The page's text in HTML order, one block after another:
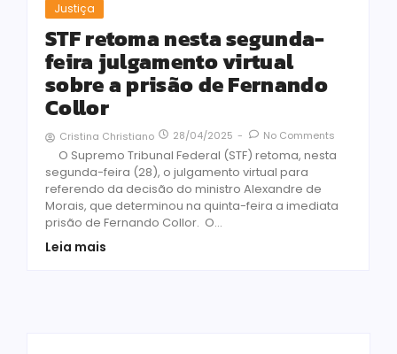
Justiça
STF retoma nesta segunda-
feira julgamento virtual
sobre a prisão de Fernando
Collor
Cristina Christiano 28/04/2025 - No Comments
O Supremo Tribunal Federal (STF) retoma, nesta
segunda-feira (28), o julgamento virtual para
referendo da decisão do ministro Alexandre de
Morais, que determinou na quinta-feira a imediata
prisão de Fernando Collor. O...
Leia mais